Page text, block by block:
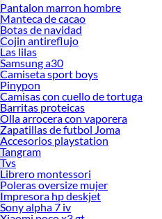
Pantalon marron hombre
Manteca de cacao
Botas de navidad
Cojin antireflujo
Las lilas
Samsung a30
Camiseta sport boys
Pinypon
Camisas con cuello de tortuga
Barritas proteicas
Olla arrocera con vaporera
Zapatillas de futbol Joma
Accesorios playstation
Tangram
Tvs
Librero montessori
Poleras oversize mujer
Impresora hp deskjet
Sony alpha 7 iv